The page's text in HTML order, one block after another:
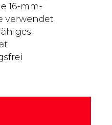
16-mm-
verwendet.